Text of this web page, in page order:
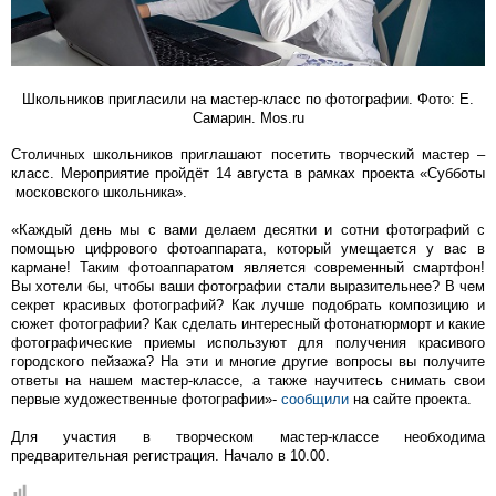
Школьников пригласили на мастер-класс по фотографии. Фото: Е.
Самарин. Mos.ru
Столичных школьников приглашают посетить творческий мастер –
класс. Мероприятие пройдёт 14 августа в рамках проекта «Субботы
московского школьника».
«Каждый день мы с вами делаем десятки и сотни фотографий с
помощью цифрового фотоаппарата, который умещается у вас в
кармане! Таким фотоаппаратом является современный смартфон!
Вы хотели бы, чтобы ваши фотографии стали выразительнее? В чем
секрет красивых фотографий? Как лучше подобрать композицию и
сюжет фотографии? Как сделать интересный фотонатюрморт и какие
фотографические приемы используют для получения красивого
городского пейзажа? На эти и многие другие вопросы вы получите
ответы на нашем мастер-классе, а также научитесь снимать свои
первые художественные фотографии»- сообщили на сайте проекта.
Для участия в творческом мастер-классе необходима
предварительная регистрация. Начало в 10.00.